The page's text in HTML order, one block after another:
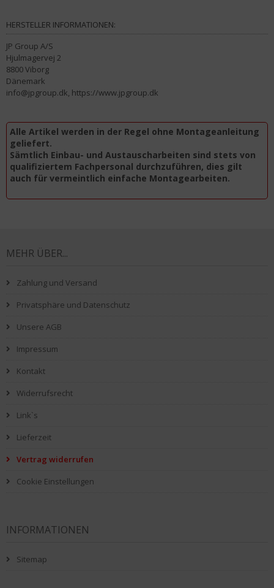
HERSTELLER INFORMATIONEN:
JP Group A/S
Hjulmagervej 2
8800 Viborg
Dänemark
info@jpgroup.dk, https://www.jpgroup.dk
Alle Artikel werden in der Regel ohne Montageanleitung
geliefert.
Sämtlich Einbau- und Austauscharbeiten sind stets von
qualifiziertem Fachpersonal durchzuführen, dies gilt
auch für vermeintlich einfache Montagearbeiten.
MEHR ÜBER...
Zahlung und Versand
Privatsphäre und Datenschutz
Unsere AGB
Impressum
Kontakt
Widerrufsrecht
Link`s
Lieferzeit
Vertrag widerrufen
Cookie Einstellungen
INFORMATIONEN
Sitemap